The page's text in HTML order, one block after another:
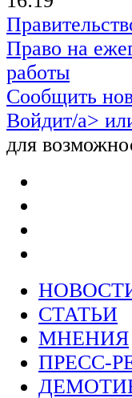
Право на
работы
Сообщить
Войдит/a>
для
СТАТЬИ
МНЕНИЯ
ПРЕСС-